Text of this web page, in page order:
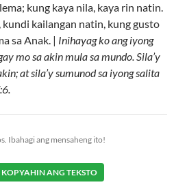
kung kaya nila, kaya rin natin.
kailangan natin, kung gusto
sa Anak. | Inihayag ko ang iyong
mo sa akin mula sa mundo. Sila’y
at sila’y sumunod sa iyong salita
Ibahagi ang mensaheng ito!
KOPYAHIN ANG TEKSTO